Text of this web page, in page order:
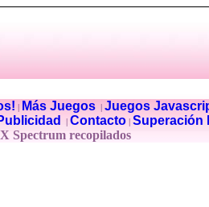
Más Juegos| Juegos
Contacto Superación
Spectrum recopilados